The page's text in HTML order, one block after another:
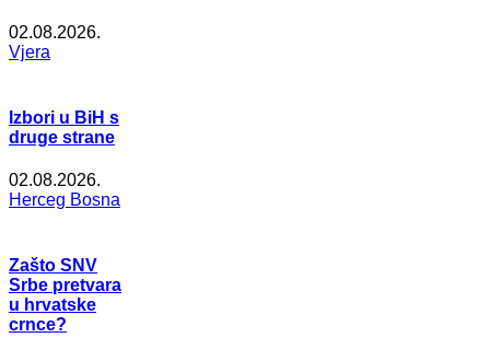
02.08.2026.
Vjera
Izbori u BiH s
druge strane
02.08.2026.
Herceg Bosna
Zašto SNV
Srbe pretvara
u hrvatske
crnce?